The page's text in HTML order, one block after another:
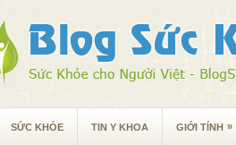
SỨC KHỎE TIN Y KHOA GIỚI TÍNH »